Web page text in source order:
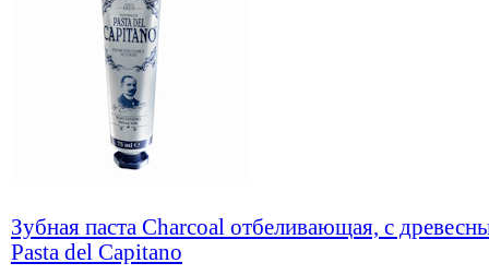
Зубная паста Charcoal отбеливающая, с
Pasta del Capitano